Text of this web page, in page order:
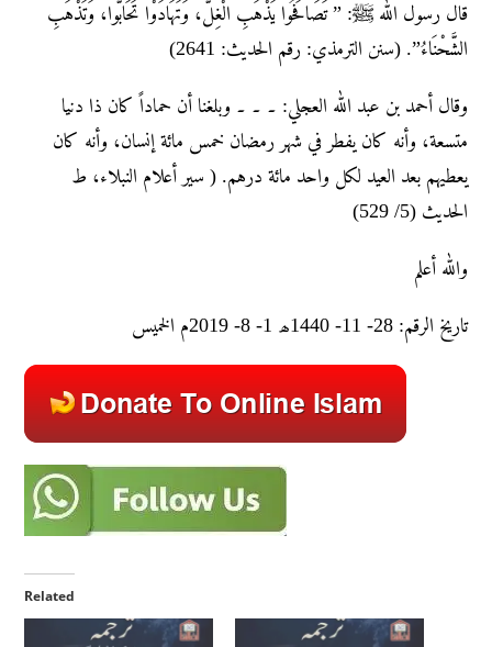
قال رسول الله ﷺ: ” تَصَافَحُوا يَذْهَبِ الْغِلُّ، وَتَهَادَوْا تَحَابُّوا، وَتَذْهَبِ
الشَّحْنَاءُ”. (سنن الترمذي: رقم الحديث: 2641)
وقال أحمد بن عبد الله العجلي: ۔ ۔ ۔ وبلغنا أن حماداً كان ذا دنيا
متسعة، وأنه كان يفطر في شهر رمضان خمس مائة إنسان، وأنه كان
يعطيهم بعد العيد لكل واحد مائة درهم. ( سير أعلام النبلاء، ط
الحديث (5/ 529)
والله أعلم
تاريخ الرقم: 28- 11- 1440ھ 1- 8- 2019م الخمیس
Related